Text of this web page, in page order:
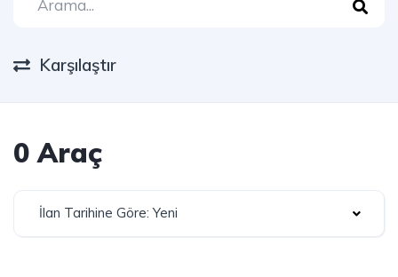
Karşılaştır
0 Araç
İlan Tarihine Göre: Yeni